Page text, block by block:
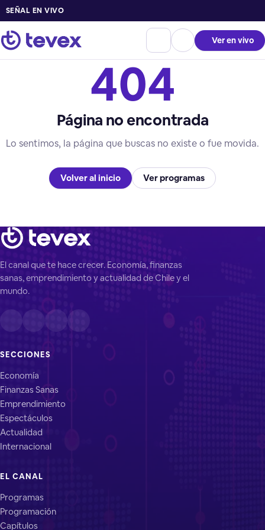
SEÑAL EN VIVO
Ver en vivo
404
Página no encontrada
Lo sentimos, la página que buscas no existe o fue movida.
Volver al inicio Ver programas
El canal que te hace crecer. Economía, finanzas
sanas, emprendimiento y actualidad de Chile y el
mundo.
SECCIONES
Economía
Finanzas Sanas
Emprendimiento
Espectáculos
Actualidad
Internacional
EL CANAL
Programas
Programación
Capítulos